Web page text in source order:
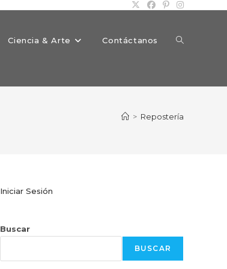
Ciencia & Arte Contáctanos Alternar
> Repostería
Iniciar Sesión
Buscar
BUSCAR